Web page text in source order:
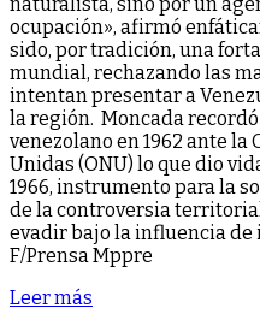
ocupación», afirmó
sido, por tradición, una
mundial, rechazando las
intentan presentar a
la región. Moncada
venezolano en 1962 ante
Unidas (ONU) lo que dio
1966, instrumento para la
de la controversia
evadir bajo la influencia de
F/Prensa Mppre
Leer más